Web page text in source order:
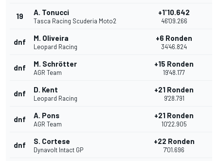
19 A. Tonucci
Tasca Racing Scuderia Moto2
+1'10.642
46'09.266
dnf M. Oliveira
Leopard Racing
+6 Ronden
34'46.824
dnf M. Schrötter
AGR Team
+15 Ronden
19'48.177
dnf D. Kent
Leopard Racing
+21 Ronden
9'28.791
dnf A. Pons
AGR Team
+21 Ronden
10'22.905
dnf S. Cortese
Dynavolt Intact GP
+22 Ronden
7'01.696